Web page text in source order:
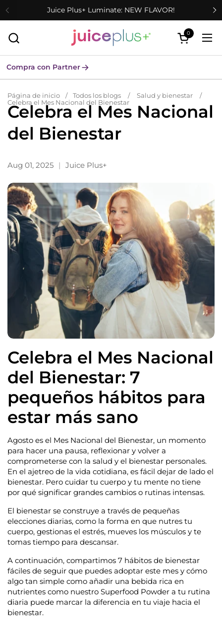
Ir al contenidoJuice Plus+ Luminate: NEW FLAVOR!
Abrir carrito
0
Compra con Partner
Página de inicio / Todos los blogs / Salud y bienestar
/
Celebra el Mes Nacional del Bienestar
Celebra el Mes Nacional
del Bienestar
Aug 01, 2025 Juice Plus+
Celebra el Mes Nacional
del Bienestar: 7
pequeños hábitos para
estar más sano
Agosto es el Mes Nacional del Bienestar, un momento
para hacer una pausa, reflexionar y volver a
comprometerse con la salud y el bienestar personales.
En el ajetreo de la vida cotidiana, es fácil dejar de lado el
bienestar. Pero cuidar tu cuerpo y tu mente no tiene
por qué significar grandes cambios o rutinas intensas.
El bienestar se construye a través de pequeñas
elecciones diarias, como la forma en que nutres tu
cuerpo, gestionas el estrés, mueves los músculos y te
tomas tiempo para descansar.
A continuación, compartimos 7 hábitos de bienestar
fáciles de seguir que puedes adoptar este mes y cómo
algo tan simple como añadir una bebida rica en
nutrientes como nuestro Superfood Powder a tu rutina
diaria puede marcar la diferencia en tu viaje hacia el
bienestar.